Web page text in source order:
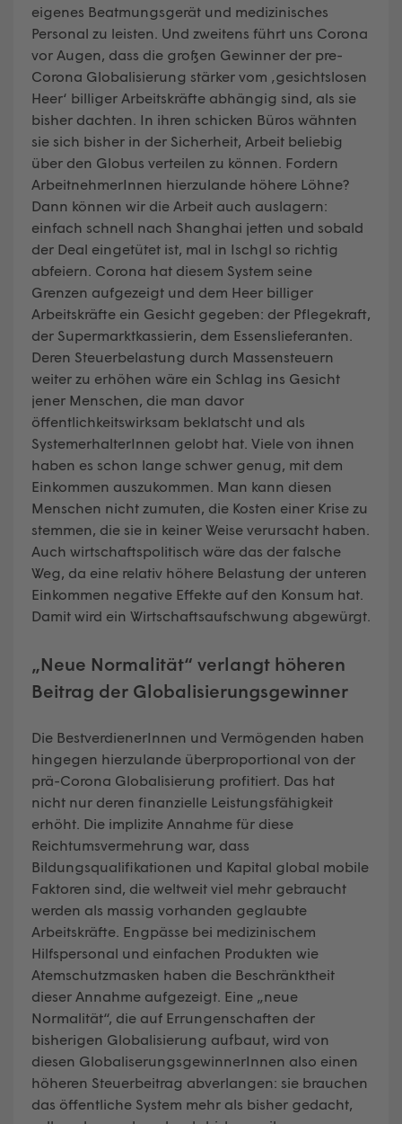
eigenes Beatmungsgerät und medizinisches
Personal zu leisten. Und zweitens führt uns Corona
vor Augen, dass die großen Gewinner der pre-
Corona Globalisierung stärker vom ‚gesichtslosen
Heer‘ billiger Arbeitskräfte abhängig sind, als sie
bisher dachten. In ihren schicken Büros wähnten
sie sich bisher in der Sicherheit, Arbeit beliebig
über den Globus verteilen zu können. Fordern
ArbeitnehmerInnen hierzulande höhere Löhne?
Dann können wir die Arbeit auch auslagern:
einfach schnell nach Shanghai jetten und sobald
der Deal eingetütet ist, mal in Ischgl so richtig
abfeiern. Corona hat diesem System seine
Grenzen aufgezeigt und dem Heer billiger
Arbeitskräfte ein Gesicht gegeben: der Pflegekraft,
der Supermarktkassierin, dem Essenslieferanten.
Deren Steuerbelastung durch Massensteuern
weiter zu erhöhen wäre ein Schlag ins Gesicht
jener Menschen, die man davor
öffentlichkeitswirksam beklatscht und als
SystemerhalterInnen gelobt hat. Viele von ihnen
haben es schon lange schwer genug, mit dem
Einkommen auszukommen. Man kann diesen
Menschen nicht zumuten, die Kosten einer Krise zu
stemmen, die sie in keiner Weise verursacht haben.
Auch wirtschaftspolitisch wäre das der falsche
Weg, da eine relativ höhere Belastung der unteren
Einkommen negative Effekte auf den Konsum hat.
Damit wird ein Wirtschaftsaufschwung abgewürgt.
„Neue Normalität“ verlangt höheren
Beitrag der Globalisierungsgewinner
Die BestverdienerInnen und Vermögenden haben
hingegen hierzulande überproportional von der
prä-Corona Globalisierung profitiert. Das hat
nicht nur deren finanzielle Leistungsfähigkeit
erhöht. Die implizite Annahme für diese
Reichtumsvermehrung war, dass
Bildungsqualifikationen und Kapital global mobile
Faktoren sind, die weltweit viel mehr gebraucht
werden als massig vorhanden geglaubte
Arbeitskräfte. Engpässe bei medizinischem
Hilfspersonal und einfachen Produkten wie
Atemschutzmasken haben die Beschränktheit
dieser Annahme aufgezeigt. Eine „neue
Normalität“, die auf Errungenschaften der
bisherigen Globalisierung aufbaut, wird von
diesen GlobaliserungsgewinnerInnen also einen
höheren Steuerbeitrag abverlangen: sie brauchen
das öffentliche System mehr als bisher gedacht,